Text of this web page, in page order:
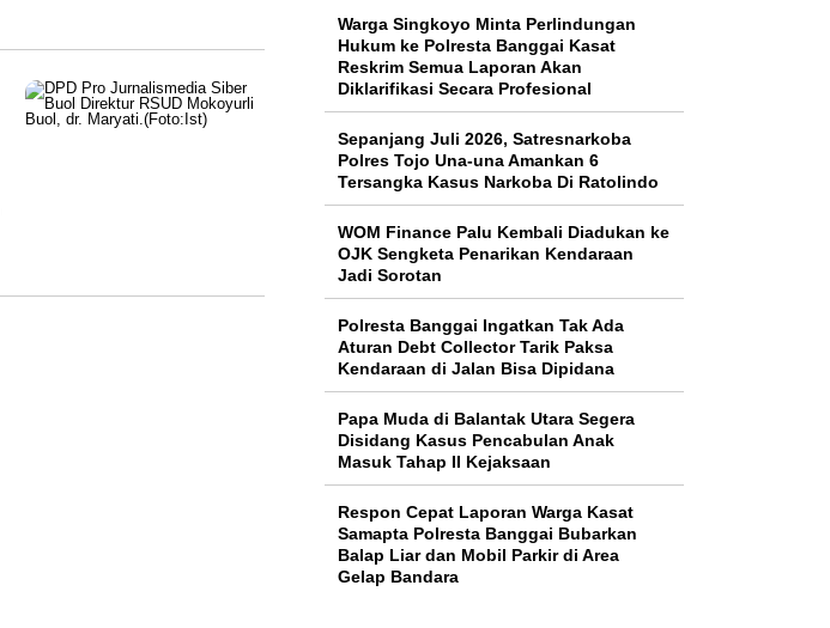
Warga Singkoyo Minta Perlindungan
Hukum ke Polresta Banggai Kasat
Reskrim Semua Laporan Akan
Diklarifikasi Secara Profesional
Sepanjang Juli 2026, Satresnarkoba
Polres Tojo Una-una Amankan 6
Tersangka Kasus Narkoba Di Ratolindo
WOM Finance Palu Kembali Diadukan ke
OJK Sengketa Penarikan Kendaraan
Jadi Sorotan
Polresta Banggai Ingatkan Tak Ada
Aturan Debt Collector Tarik Paksa
Kendaraan di Jalan Bisa Dipidana
Papa Muda di Balantak Utara Segera
Disidang Kasus Pencabulan Anak
Masuk Tahap II Kejaksaan
Respon Cepat Laporan Warga Kasat
Samapta Polresta Banggai Bubarkan
Balap Liar dan Mobil Parkir di Area
Gelap Bandara